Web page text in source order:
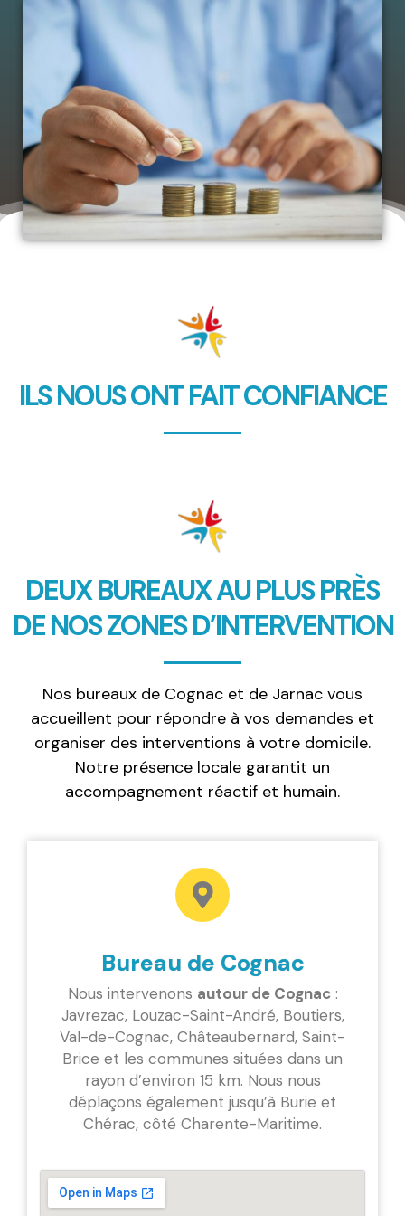
ILS NOUS ONT FAIT CONFIANCE
DEUX BUREAUX AU PLUS PRÈS
DE NOS ZONES D’INTERVENTION
Nos bureaux de Cognac et de Jarnac vous
accueillent pour répondre à vos demandes et
organiser des interventions à votre domicile.
Notre présence locale garantit un
accompagnement réactif et humain.
Bureau de Cognac
Nous intervenons autour de Cognac:
Javrezac, Louzac-Saint-André, Boutiers,
Val-de-Cognac, Châteaubernard, Saint-
Brice et les communes situées dans un
rayon d’environ 15 km. Nous nous
déplaçons également jusqu’à Burie et
Chérac, côté Charente-Maritime.